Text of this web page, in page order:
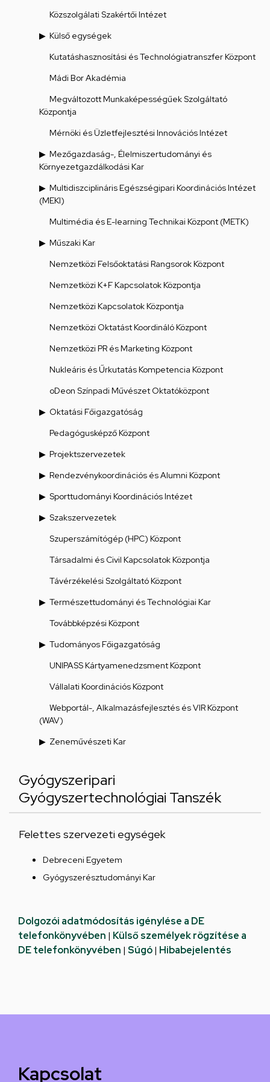
Közszolgálati Szakértői Intézet
Külső egységek
Kutatáshasznosítási és Technológiatranszfer Központ
Mádi Bor Akadémia
Megváltozott Munkaképességűek Szolgáltató
Központja
Mérnöki és Üzletfejlesztési Innovációs Intézet
Mezőgazdaság-, Élelmiszertudományi és
Környezetgazdálkodási Kar
Multidiszciplináris Egészségipari Koordinációs Intézet
(MEKI)
Multimédia és E-learning Technikai Központ (METK)
Műszaki Kar
Nemzetközi Felsőoktatási Rangsorok Központ
Nemzetközi K+F Kapcsolatok Központja
Nemzetközi Kapcsolatok Központja
Nemzetközi Oktatást Koordináló Központ
Nemzetközi PR és Marketing Központ
Nukleáris és Űrkutatás Kompetencia Központ
oDeon Színpadi Művészet Oktatóközpont
Oktatási Főigazgatóság
Pedagógusképző Központ
Projektszervezetek
Rendezvénykoordinációs és Alumni Központ
Sporttudományi Koordinációs Intézet
Szakszervezetek
Szuperszámítógép (HPC) Központ
Társadalmi és Civil Kapcsolatok Központja
Távérzékelési Szolgáltató Központ
Természettudományi és Technológiai Kar
Továbbképzési Központ
Tudományos Főigazgatóság
UNIPASS Kártyamenedzsment Központ
Vállalati Koordinációs Központ
Webportál-, Alkalmazásfejlesztés és VIR Központ
(WAV)
Zeneművészeti Kar
Gyógyszeripari
Gyógyszertechnológiai Tanszék
Felettes szervezeti egységek
Debreceni Egyetem
Gyógyszerésztudományi Kar
Dolgozói adatmódosítás igénylése a DE
telefonkönyvében | Külső személyek rögzítése a
DE telefonkönyvében | Súgó| Hibabejelentés
Kapcsolat